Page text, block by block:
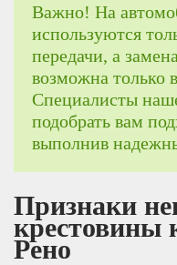
Важно! На
используются
передачи, а
возможна только
Специалисты
подобрать вам
выполнив
Признаки
крестовины
Рено